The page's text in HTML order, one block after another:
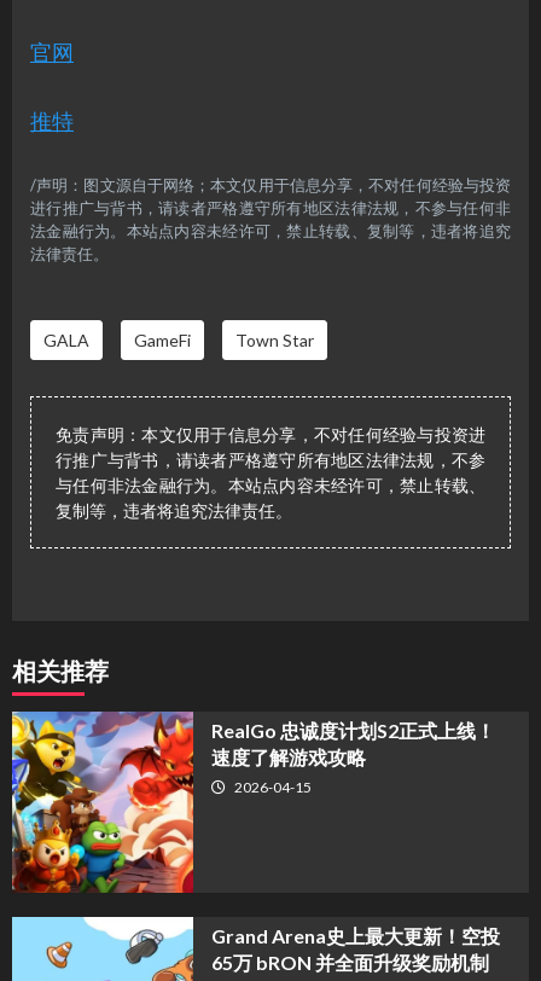
官网
推特
/声明：图文源自于网络；本文仅用于信息分享，不对任何经验与投资
进行推广与背书，请读者严格遵守所有地区法律法规，不参与任何非
法金融行为。本站点内容未经许可，禁止转载、复制等，违者将追究
法律责任。
GALA GameFi Town Star
免责声明：本文仅用于信息分享，不对任何经验与投资进
行推广与背书，请读者严格遵守所有地区法律法规，不参
与任何非法金融行为。本站点内容未经许可，禁止转载、
复制等，违者将追究法律责任。
相关推荐
​RealGo 忠诚度计划S2正式上线！
速度了解游戏攻略
2026-04-15
Grand Arena史上最大更新！空投
65万 bRON 并全面升级奖励机制